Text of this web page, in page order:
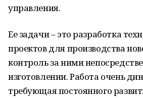
управления.
Ее задачи – это разработка
проектов для производства
контроль за ними
изготовлении. Работа очень
требующая постоянного